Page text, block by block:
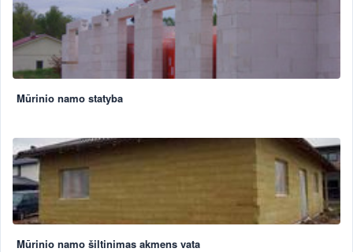
Mūrinio namo statyba
Mūrinio namo šiltinimas akmens vata